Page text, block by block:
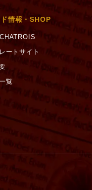
情報・SHOP
ートサイト
覧